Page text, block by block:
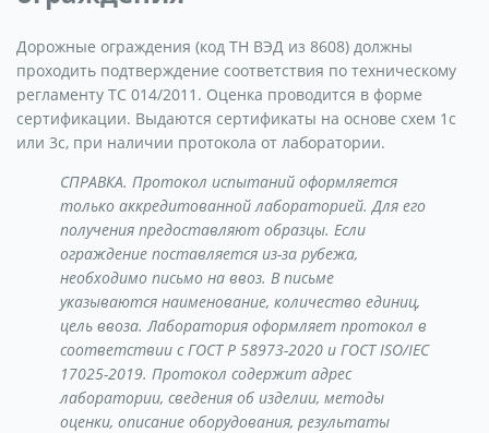
Дорожные ограждения (код ТН ВЭД из 8608) должны
проходить подтверждение соответствия по техническому
регламенту ТС 014/2011. Оценка проводится в форме
сертификации. Выдаются сертификаты на основе схем 1с
или 3с, при наличии протокола от лаборатории.
СПРАВКА. Протокол испытаний оформляется
только аккредитованной лабораторией. Для его
получения предоставляют образцы. Если
ограждение поставляется из-за рубежа,
необходимо письмо на ввоз. В письме
указываются наименование, количество единиц,
цель ввоза. Лаборатория оформляет протокол в
соответствии с ГОСТ Р 58973-2020 и ГОСТ ISO/IEC
17025-2019. Протокол содержит адрес
лаборатории, сведения об изделии, методы
оценки, описание оборудования, результаты